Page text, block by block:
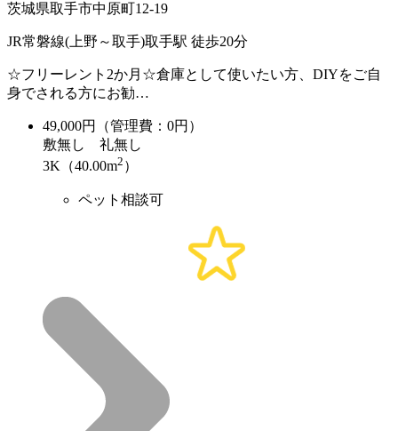
茨城県取手市中原町12-19
JR常磐線(上野～取手)取手駅 徒歩20分
☆フリーレント2か月☆倉庫として使いたい方、DIYをご自
身でされる方にお勧…
49,000円（管理費：0円）
敷無し 礼無し
3K（40.00m2 ）
ペット相談可